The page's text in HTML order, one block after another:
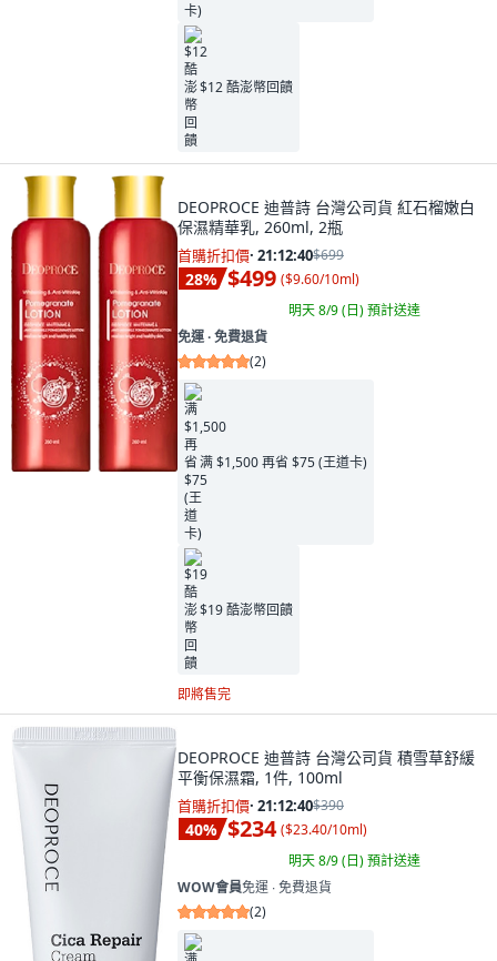
$12 酷澎幣回饋
DEOPROCE 迪普詩 台灣公司貨 紅石榴嫩白
保濕精華乳, 260ml, 2瓶
首購折扣價· 21:12:39$699
28% $499 ($9.60/10ml)
明天 8/9 (日)預計送達
免運 ∙ 免費退貨
(2)
满 $1,500 再省 $75 (王道卡)
$19 酷澎幣回饋
即將售完
DEOPROCE 迪普詩 台灣公司貨 積雪草舒緩
平衡保濕霜, 1件, 100ml
首購折扣價· 21:12:39$390
40% $234 ($23.40/10ml)
明天 8/9 (日)預計送達
WOW會員免運 ∙ 免費退貨
(2)